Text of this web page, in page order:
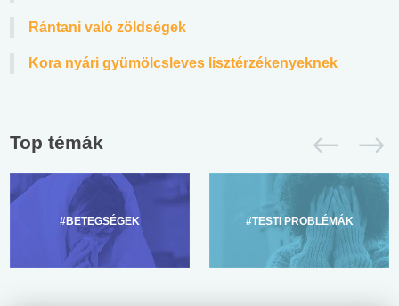
Rántani való zöldségek
Kora nyári gyümölcsleves lisztérzékenyeknek
Top témák
#BETEGSÉGEK #TESTI PROBLÉMÁK